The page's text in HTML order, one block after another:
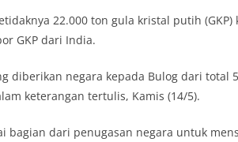
22.000 ton gula kristal putih (GKP)
GKP dari India.
diberikan negara kepada Bulog dari total
keterangan tertulis, Kamis (14/5).
bagian dari penugasan negara untuk